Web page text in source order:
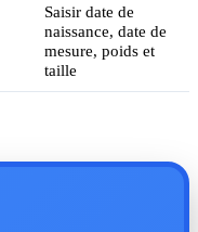
Saisir date de
naissance, date de
mesure, poids et
taille